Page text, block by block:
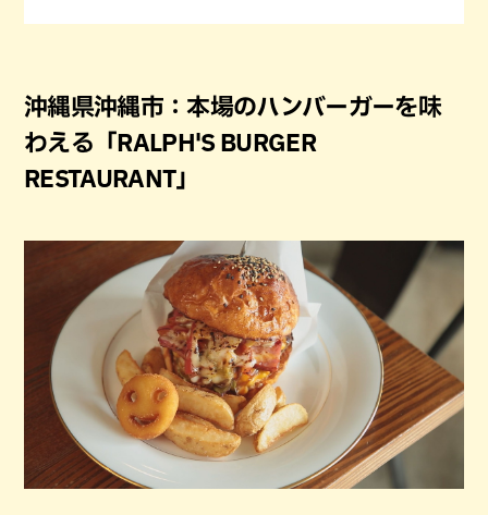
沖縄県沖縄市：本場のハンバーガーを味
わえる「RALPH'S BURGER
RESTAURANT」